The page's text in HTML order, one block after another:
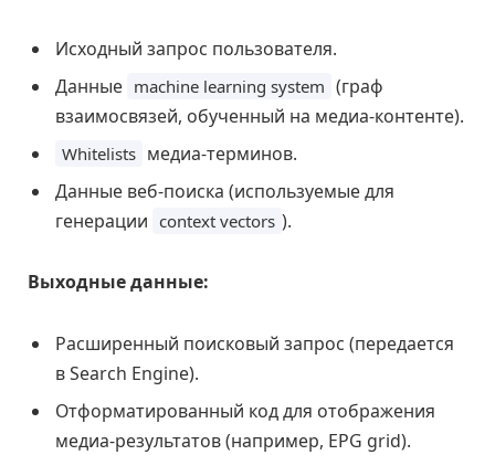
Исходный запрос пользователя.
Данные machine learning system (граф
взаимосвязей, обученный на медиа-контенте).
Whitelists медиа-терминов.
Данные веб-поиска (используемые для
генерации context vectors ).
Выходные данные:
Расширенный поисковый запрос (передается
в Search Engine).
Отформатированный код для отображения
медиа-результатов (например, EPG grid).